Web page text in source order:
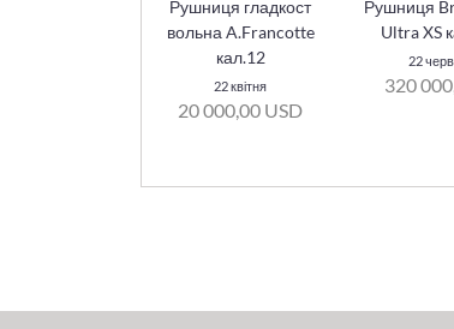
Рушниця гладкост
вольна A.Francotte
кал.12
22 квітня
20 000,00 USD
Рушниця
Ultra XS
22
320